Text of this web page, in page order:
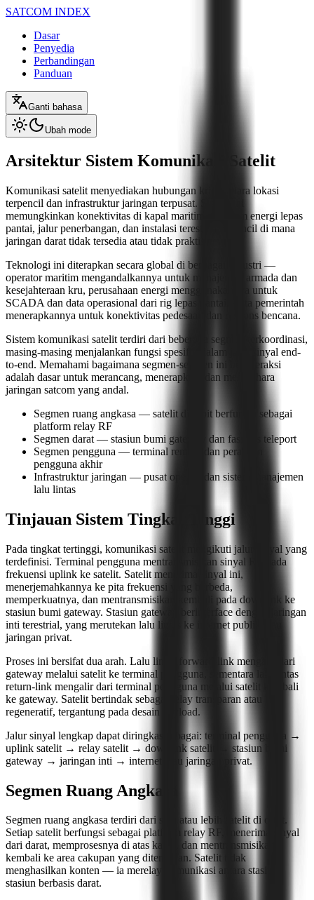
SATCOM INDEX
Dasar
Penyedia
Perbandingan
Panduan
Ganti bahasa
Ubah mode
Arsitektur Sistem Komunikasi Satelit
Komunikasi satelit menyediakan hubungan kritis antara lokasi
terpencil dan infrastruktur jaringan terpusat. Sistem ini
memungkinkan konektivitas di kapal maritim, platform energi lepas
pantai, jalur penerbangan, dan instalasi terestrial terpencil di mana
jaringan darat tidak tersedia atau tidak praktis.
Teknologi ini diterapkan secara global di berbagai industri —
operator maritim mengandalkannya untuk manajemen armada dan
kesejahteraan kru, perusahaan energi menggunakannya untuk
SCADA dan data operasional dari rig lepas pantai, serta pemerintah
menerapkannya untuk konektivitas pedesaan dan respons bencana.
Sistem komunikasi satelit terdiri dari beberapa segmen terkoordinasi,
masing-masing menjalankan fungsi spesifik dalam jalur sinyal end-
to-end. Memahami bagaimana segmen-segmen ini berinteraksi
adalah dasar untuk merancang, menerapkan, dan memelihara
jaringan satcom yang andal.
Segmen ruang angkasa — satelit di orbit berfungsi sebagai
platform relay RF
Segmen darat — stasiun bumi gateway dan fasilitas teleport
Segmen pengguna — terminal remote dan peralatan
pengguna akhir
Infrastruktur jaringan — pusat operasi dan sistem manajemen
lalu lintas
Tinjauan Sistem Tingkat Tinggi
Pada tingkat tertinggi, komunikasi satelit mengikuti jalur sinyal yang
terdefinisi. Terminal pengguna mentransmisikan sinyal RF pada
frekuensi uplink ke satelit. Satelit menerima sinyal ini,
menerjemahkannya ke pita frekuensi yang berbeda,
memperkuatnya, dan mentransmisikan kembali pada downlink ke
stasiun bumi gateway. Stasiun gateway berinterface dengan jaringan
inti terestrial, yang merutekan lalu lintas ke internet publik atau
jaringan privat.
Proses ini bersifat dua arah. Lalu lintas forward-link mengalir dari
gateway melalui satelit ke terminal pengguna, sementara lalu lintas
return-link mengalir dari terminal pengguna melalui satelit kembali
ke gateway. Satelit bertindak sebagai relay transparan atau
regeneratif, tergantung pada desain payload.
Jalur sinyal lengkap dapat diringkas sebagai: terminal pengguna →
uplink satelit → relay satelit → downlink satelit → stasiun bumi
gateway → jaringan inti → internet atau jaringan privat.
Segmen Ruang Angkasa
Segmen ruang angkasa terdiri dari satu atau lebih satelit di orbit.
Setiap satelit berfungsi sebagai platform relay RF, menerima sinyal
dari darat, memprosesnya di atas kapal, dan mentransmisikan
kembali ke area cakupan yang ditentukan. Satelit tidak
menghasilkan konten — ia merelay komunikasi antara stasiun-
stasiun berbasis darat.